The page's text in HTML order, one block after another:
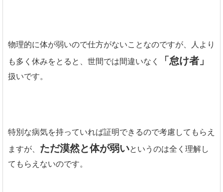
物理的に体が弱いので仕方がないことなのですが、人より
も多く休みをとると、世間では間違いなく
「怠け者」
扱いです。
特別な病気を持っていれば証明できるので考慮してもらえ
ますが、 ただ漠然と体が弱いというのは全く理解し
てもらえないのです。